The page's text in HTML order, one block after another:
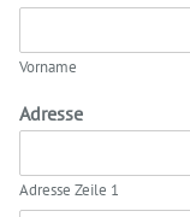
Vorname
Adresse
Adresse Zeile 1